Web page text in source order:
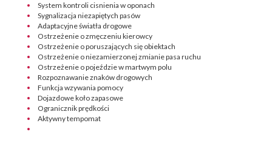
System kontroli cisnienia w oponach
Sygnalizacja niezapiętych pasów
Adaptacyjne światła drogowe
Ostrzeżenie o zmęczeniu kierowcy
Ostrzeżenie o poruszających się obiektach
Ostrzeżenie o niezamierzonej zmianie pasa ruchu
Ostrzeżenie o pojeździe w martwym polu
Rozpoznawanie znaków drogowych
Funkcja wzywania pomocy
Dojazdowe koło zapasowe
Ogranicznik prędkości
Aktywny tempomat